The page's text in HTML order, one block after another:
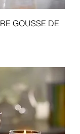
GOUSSE DE